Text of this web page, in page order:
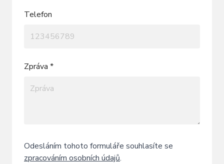
Telefon
Zpráva *
Odesláním tohoto formuláře souhlasíte se
zpracováním osobních údajů.